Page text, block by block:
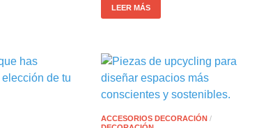
LEER MÁS
ACCESORIOS DECORACIÓN /